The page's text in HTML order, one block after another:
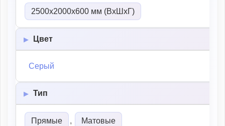
2500х2000х600 мм (ВхШхГ)
Цвет
Серый
Тип
Прямые , Матовые